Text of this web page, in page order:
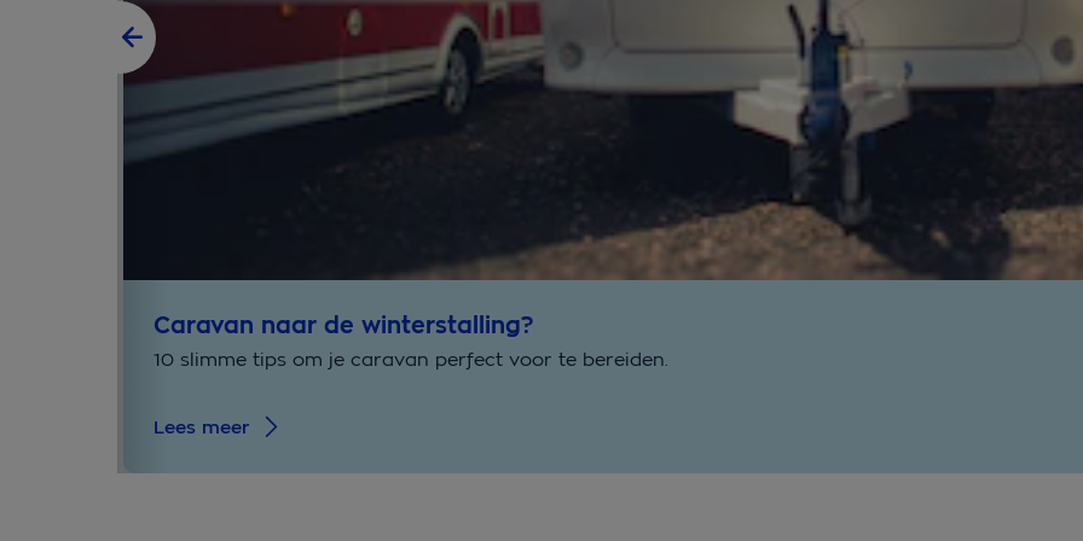
Caravan naar de winterstalling?
10 slimme tips om je caravan perfect voor te bereiden.
Lees meer